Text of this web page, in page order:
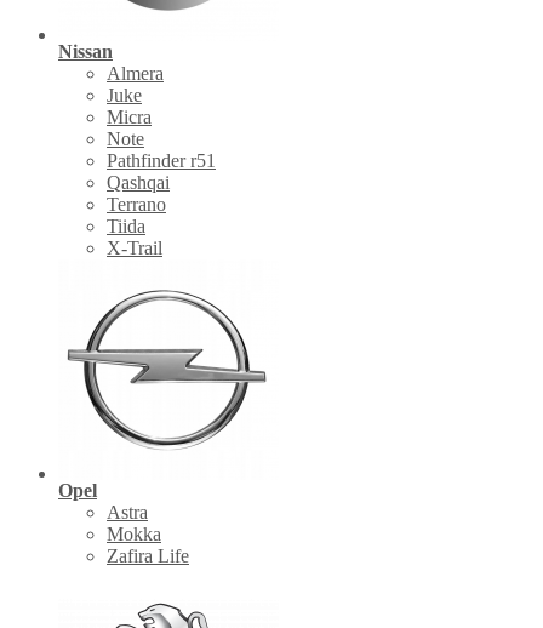
Nissan
Almera
Juke
Micra
Note
Pathfinder r51
Qashqai
Terrano
Tiida
X-Trail
Opel
Astra
Mokka
Zafira Life